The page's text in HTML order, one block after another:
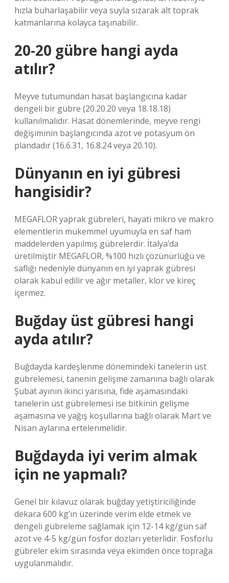
hızla buharlaşabilir veya suyla sızarak alt toprak
katmanlarına kolayca taşınabilir.
20-20 gübre hangi ayda
atılır?
Meyve tutumundan hasat başlangıcına kadar
dengeli bir gübre (20.20.20 veya 18.18.18)
kullanılmalıdır. Hasat dönemlerinde, meyve rengi
değişiminin başlangıcında azot ve potasyum ön
plandadır (16.6.31, 16.8.24 veya 20.10).
Dünyanın en iyi gübresi
hangisidir?
MEGAFLOR yaprak gübreleri, hayati mikro ve makro
elementlerin mükemmel uyumuyla en saf ham
maddelerden yapılmış gübrelerdir. İtalya’da
üretilmiştir MEGAFLOR, %100 hızlı çözünürlüğü ve
saflığı nedeniyle dünyanın en iyi yaprak gübresi
olarak kabul edilir ve ağır metaller, klor ve kireç
içermez.
Buğday üst gübresi hangi
ayda atılır?
Buğdayda kardeşlenme dönemindeki tanelerin üst
gübrelemesi, tanenin gelişme zamanına bağlı olarak
Şubat ayının ikinci yarısına, fide aşamasındaki
tanelerin üst gübrelemesi ise bitkinin gelişme
aşamasına ve yağış koşullarına bağlı olarak Mart ve
Nisan aylarına ertelenmelidir.
Buğdayda iyi verim almak
için ne yapmalı?
Genel bir kılavuz olarak buğday yetiştiriciliğinde
dekara 600 kg’ın üzerinde verim elde etmek ve
dengeli gübreleme sağlamak için 12-14 kg/gün saf
azot ve 4-5 kg/gün fosfor dozları yeterlidir. Fosforlu
gübreler ekim sırasında veya ekimden önce toprağa
uygulanmalıdır.